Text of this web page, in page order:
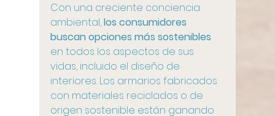
Con una creciente conciencia
ambiental, los consumidores
buscan opciones más sostenibles
en todos los aspectos de sus
vidas, incluido el diseño de
interiores. Los armarios fabricados
con materiales reciclados o de
origen sostenible están ganando